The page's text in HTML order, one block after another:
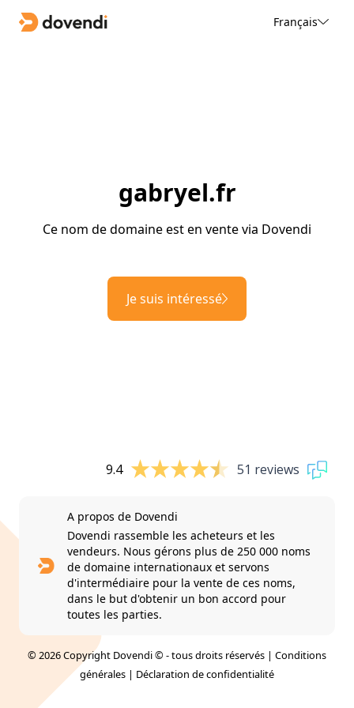
Français
gabryel.fr
Ce nom de domaine est en vente via Dovendi
Je suis intéressé
9.4 51 reviews
A propos de Dovendi
Dovendi rassemble les acheteurs et les
vendeurs. Nous gérons plus de 250 000 noms
de domaine internationaux et servons
d'intermédiaire pour la vente de ces noms,
dans le but d'obtenir un bon accord pour
toutes les parties.
© 2026 Copyright Dovendi © - tous droits réservés | Conditions
générales | Déclaration de confidentialité